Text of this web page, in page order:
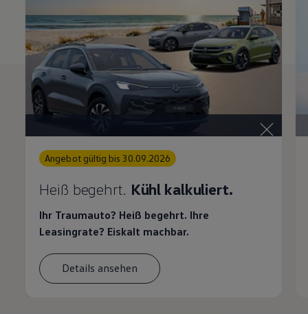
Angebot gültig bis 30.09.2026
Heiß begehrt. Kühl kalkuliert.
Ihr Traumauto? Heiß begehrt. Ihre
Leasingrate? Eiskalt machbar.
Details ansehen